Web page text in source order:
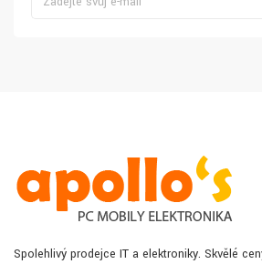
Spolehlivý prodejce IT a elektroniky. Skvělé